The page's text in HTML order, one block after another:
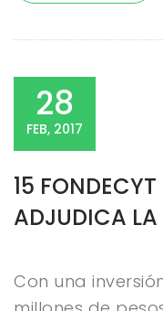
28
FEB, 2017
15 FONDECYT
ADJUDICA LA
Con una